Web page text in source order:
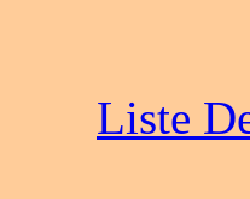
Liste